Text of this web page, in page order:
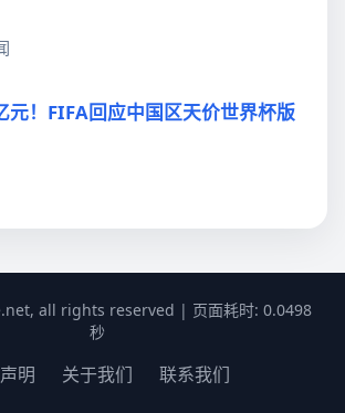
元！FIFA回应中国区天价世界杯版
all rights reserved | 页面耗时: 0.0498
秒
明 关于我们 联系我们